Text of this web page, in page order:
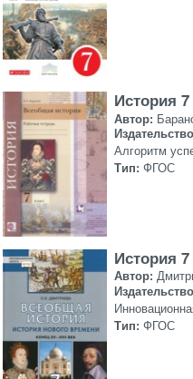
История
Автор:
Алгоритм
Тип: ФГОС
История
Автор:
Тип: ФГОС